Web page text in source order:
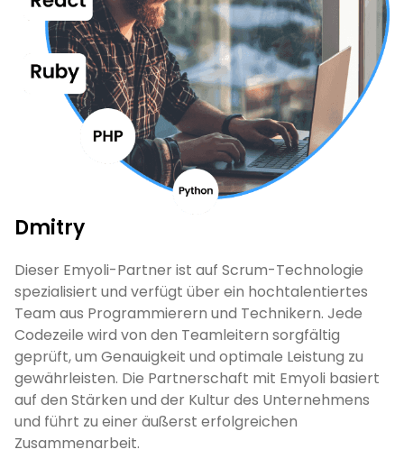
Dmitry
Dieser Emyoli-Partner ist auf Scrum-Technologie
spezialisiert und verfügt über ein hochtalentiertes
Team aus Programmierern und Technikern. Jede
Codezeile wird von den Teamleitern sorgfältig
geprüft, um Genauigkeit und optimale Leistung zu
gewährleisten. Die Partnerschaft mit Emyoli basiert
auf den Stärken und der Kultur des Unternehmens
und führt zu einer äußerst erfolgreichen
Zusammenarbeit.